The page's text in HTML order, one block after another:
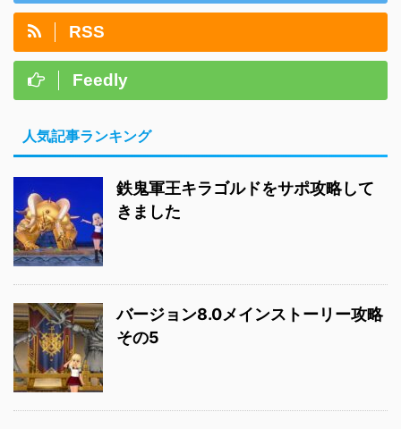
RSS
Feedly
人気記事ランキング
鉄鬼軍王キラゴルドをサポ攻略して
きました
バージョン8.0メインストーリー攻略
その5